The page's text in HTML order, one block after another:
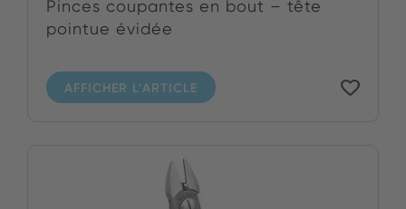
Pinces coupantes en bout – tête
pointue évidée
AFFICHER L'ARTICLE